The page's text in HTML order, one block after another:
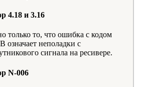
4.18 и 3.16
только то, что ошибка с кодом
означает неполадки с
сигнала на ресивере.
N-006